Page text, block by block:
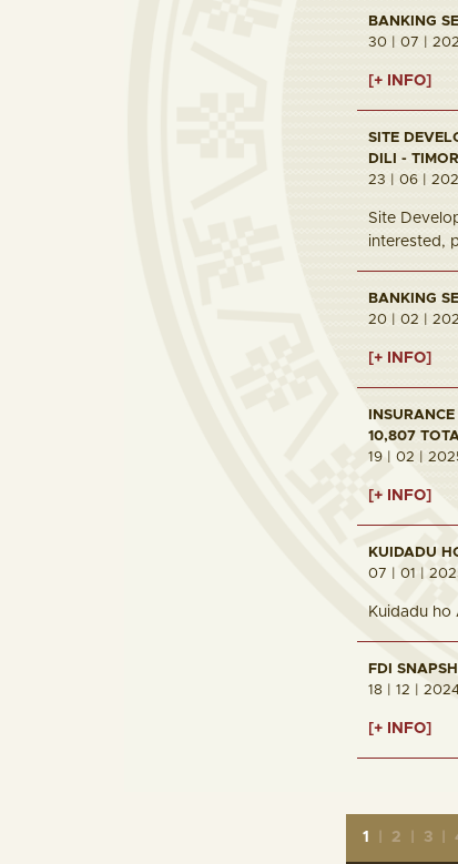
BANKING
30 | 07 |
[+ INFO]
SITE
DILI -
23 | 06 |
Site
interested,
BANKING
20 | 02 |
[+ INFO]
10,807
19 | 02 |
[+ INFO]
KUIDADU
07 | 01 |
Kuidadu ho
FDI
18 | 12 |
[+ INFO]
1 2 3